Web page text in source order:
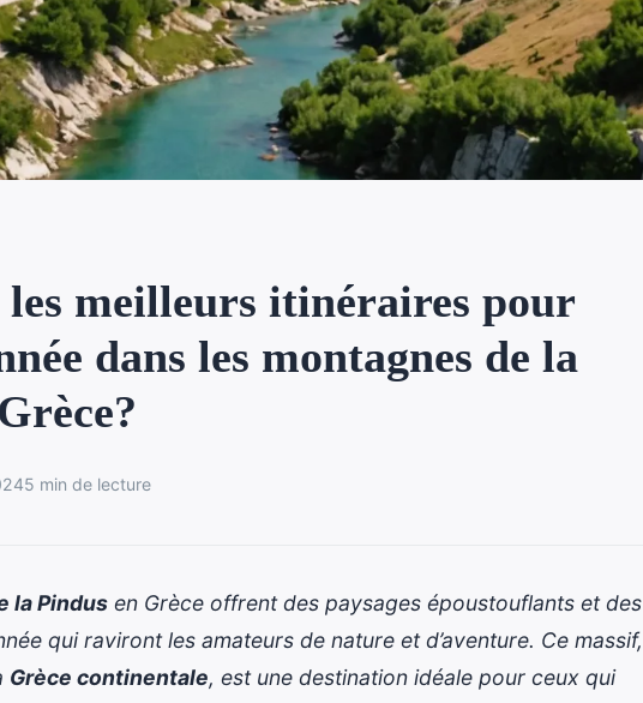
les meilleurs itinéraires pour
dans les montagnes de la
5 min de lecture
la Pindus en Grèce offrent des paysages époustouflants et des
qui raviront les amateurs de nature et d’aventure. Ce massif,
Grèce continentale, est une destination idéale pour ceux qui